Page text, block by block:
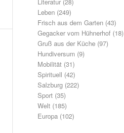
Leben(249)
Frisch aus dem Garten(43)
Gegacker vom Hühnerhof(18)
Gruß aus der Küche(97)
Hundiversum (9)
Mobilität(31)
Spirituell (42)
Salzburg(222)
Sport(35)
Welt(185)
Europa(102)